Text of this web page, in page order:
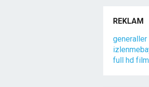
REKLAM
generaller
full hd